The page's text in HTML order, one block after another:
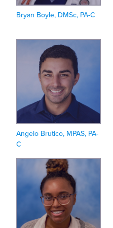
Bryan Boyle, DMSc, PA-C
Angelo Brutico, MPAS, PA-
C